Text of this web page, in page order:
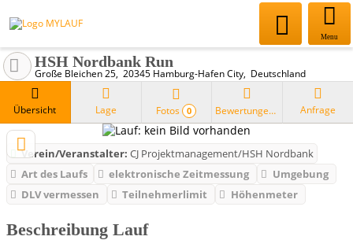
Menu
HSH Nordbank Run
Große Bleichen 25 20345 Hamburg-Hafen City Deutschland
Übersicht Lage Fotos 0 Bewertungen Anfrage
Verein/Veranstalter: CJ Projektmanagement/HSH Nordbank
Art des Laufs
elektronische Zeitmessung
Umgebung
DLV vermessen
Teilnehmerlimit Höhenmeter
Beschreibung Lauf